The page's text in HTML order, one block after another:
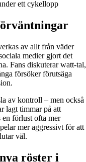
ett cykellopp
av allt från väder
medier gjort det
Fans diskuterar watt-tal,
försöker förutsäga
av kontroll – men också
lagt timmar på att
en förlust ofta mer
mer aggressivt för att
väl.
röster i